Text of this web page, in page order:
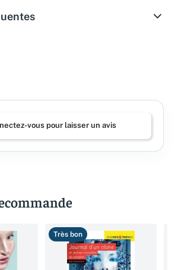
vous pour laisser un avis
Très bon